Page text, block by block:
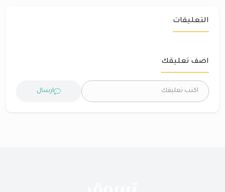
التعليقات
اضف تعليقك
ارسال